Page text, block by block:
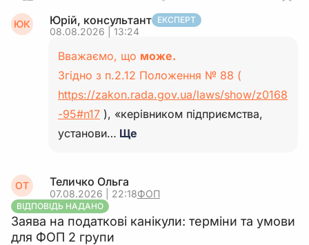
ЮК Юрій, консультант ЕКСПЕРТ
08.08.2026 | 13:24
Вважаємо, що може.
Згідно з п.2.12 Положення № 88 (
https://zakon.rada.gov.ua/laws/show/z0168
-95#n17 ), «керівником підприємства,
установи… Ще
ОТ Теличко Ольга
07.08.2026 | 22:18ФОП
ВІДПОВІДЬ НАДАНО
Заява на податкові канікули: терміни та умови
для ФОП 2 групи